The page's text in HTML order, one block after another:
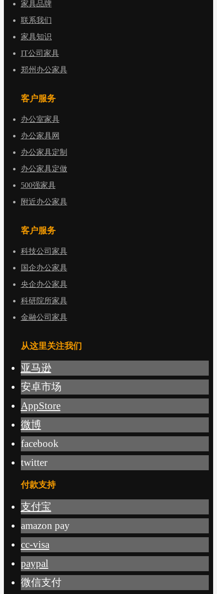
家具品牌
联系我们
家具知识
IT公司家具
郑州办公家具
客户服务
办公室家具
办公家具网
办公家具定制
办公家具定做
500强家具
附近办公家具
客户服务
科技公司家具
国企办公家具
央企办公家具
科研院所家具
金融公司家具
从这里关注我们
亚马逊
安卓市场
AppStore
微博
facebook
twitter
付款支持
支付宝
amazon pay
cc-visa
paypal
微信支付